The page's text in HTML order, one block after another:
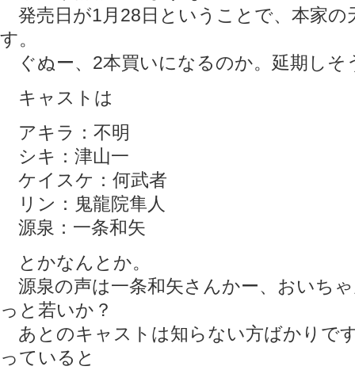
発売日が1月28日ということで、本家の
す。
ぐぬー、2本買いになるのか。延期しそ
キャストは
アキラ：不明
シキ：津山一
ケイスケ：何武者
リン：鬼龍院隼人
源泉：一条和矢
とかなんとか。
源泉の声は一条和矢さんかー、おいち
っと若いか？
あとのキャストは知らない方ばかりで
っていると